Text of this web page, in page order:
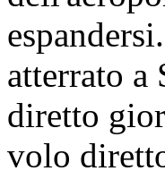
atterrato a
diretto
volo